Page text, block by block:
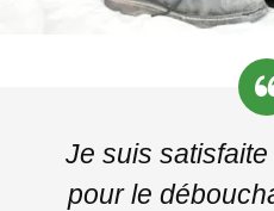
Je suis
pour le